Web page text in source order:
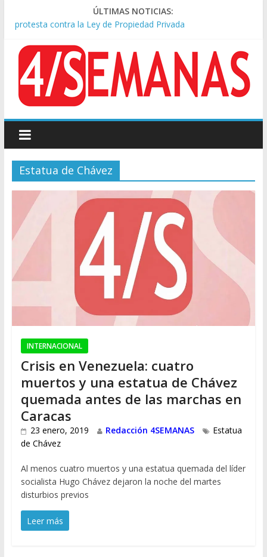
ÚLTIMAS NOTICIAS:
Represión frente al Congreso: tres detenidos durante la
protesta contra la Ley de Propiedad Privada
del capítulo de extranjerización
Sáenz endurece su postura: rechaza cambios en Manejo del
Fuego y defiende la Ley de Tierras
Tormentas severas y fuertes ráfagas de viento: alerta del
Servicio Meteorológico
1,6% en julio
Estatua de Chávez
INTERNACIONAL
Crisis en Venezuela: cuatro
muertos y una estatua de Chávez
quemada antes de las marchas en
Caracas
23 enero, 2019 Redacción 4SEMANAS
Estatua
de Chávez
Al menos cuatro muertos y una estatua quemada del líder
socialista Hugo Chávez dejaron la noche del martes
disturbios previos
Leer más